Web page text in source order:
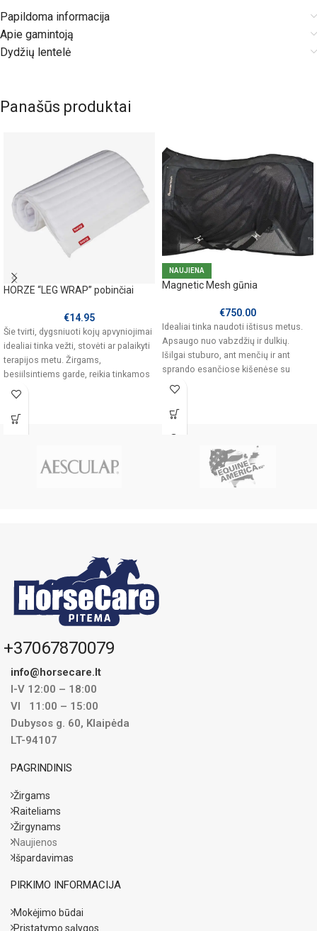
Papildoma informacija
Apie gamintoją
Dydžių lentelė
Panašūs produktai
HORZE “LEG WRAP” pobinčiai
€14.95
Šie tvirti, dygsniuoti kojų apvyniojimai
idealiai tinka vežti, stovėti ar palaikyti
terapijos metu. Žirgams,
besiilsintiems garde, reikia tinkamos
atramos, o
NAUJIENA
Magnetic Mesh gūnia
€750.00
Idealiai tinka naudoti ištisus metus.
Apsaugo nuo vabzdžių ir dulkių.
Išilgai stuburo, ant menčių ir ant
sprando esančiose kišenėse su
+37067870079
info@horsecare.lt
I-V 12:00 – 18:00
VI 11:00 – 15:00
Dubysos g. 60, Klaipėda
LT-94107
PAGRINDINIS
Žirgams
Raiteliams
Žirgynams
Naujienos
Išpardavimas
PIRKIMO INFORMACIJA
Mokėjimo būdai
Pristatymo sąlygos